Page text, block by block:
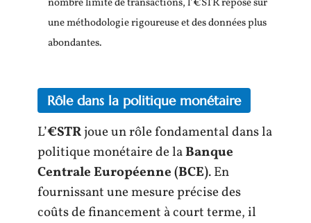
une méthodologie rigoureuse et des données plus
abondantes.
Rôle dans la politique monétaire
L’€STRjoue un rôle fondamental dans la
politique monétaire de laBanque
Centrale Européenne (BCE). En
fournissant une mesure précise des
coûts de financement à court terme, il